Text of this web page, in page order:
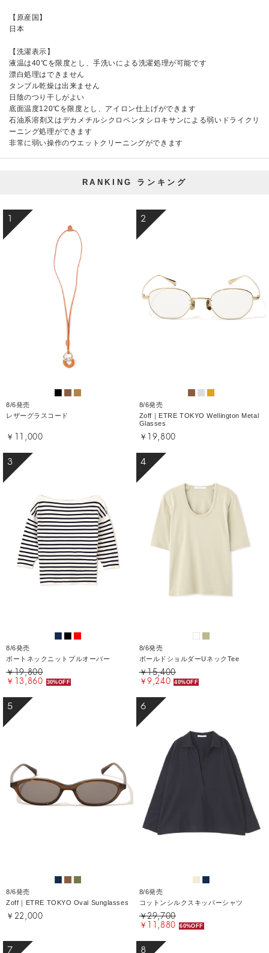
【原産国】
日本
【洗濯表示】
液温は40℃を限度とし、手洗いによる洗濯処理が可能です
漂白処理はできません
タンブル乾燥は出来ません
日陰のつり干しがよい
底面温度120℃を限度とし、アイロン仕上げができます
石油系溶剤又はデカメチルシクロペンタシロキサンによる弱いドライクリ
ーニング処理ができます
非常に弱い操作のウエットクリーニングができます
RANKING ランキング
1
8/6発売
レザーグラスコード
￥11,000
2
8/6発売
Zoff｜ETRE TOKYO Wellington Metal
Glasses
￥19,800
3
8/6発売
ボートネックニットプルオーバー
￥19,800
￥13,860 30%OFF
4
8/6発売
ボールドショルダーUネックTee
￥15,400
￥9,240 40%OFF
5
8/6発売
Zoff｜ETRE TOKYO Oval Sunglasses
￥22,000
6
8/6発売
コットンシルクスキッパーシャツ
￥29,700
￥11,880 60%OFF
7 8